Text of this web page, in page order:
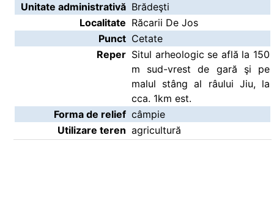
Unitate administrativă Brădeşti
Localitate Răcarii De Jos
Punct Cetate
Reper Situl arheologic se află la 150
m sud-vrest de gară şi pe
malul stâng al râului Jiu, la
cca. 1km est.
Forma de relief câmpie
Utilizare teren agricultură